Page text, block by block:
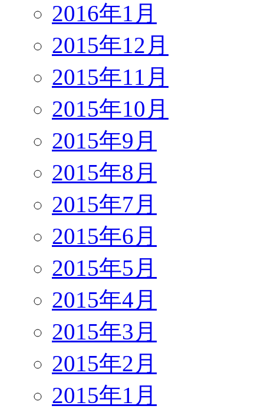
2016年1月
2015年12月
2015年11月
2015年10月
2015年9月
2015年8月
2015年7月
2015年6月
2015年5月
2015年4月
2015年3月
2015年2月
2015年1月